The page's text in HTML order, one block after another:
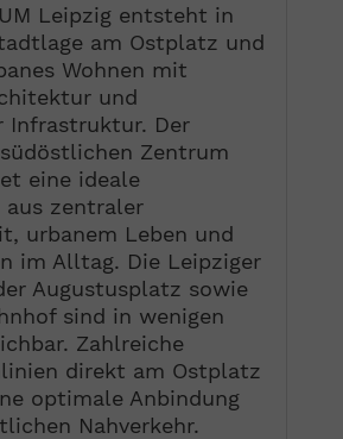
Leipzig entsteht in
am Ostplatz und
Wohnen mit
und
Infrastruktur. Der
Zentrum
eine ideale
aus zentraler
urbanem Leben und
im Alltag. Die Leipziger
Augustusplatz sowie
sind in wenigen
Zahlreiche
direkt am Ostplatz
optimale Anbindung
Nahverkehr.